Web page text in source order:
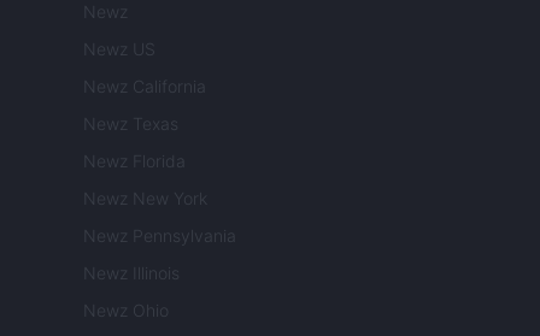
Newz
Newz US
Newz California
Newz Texas
Newz Florida
Newz New York
Newz Pennsylvania
Newz Illinois
Newz Ohio